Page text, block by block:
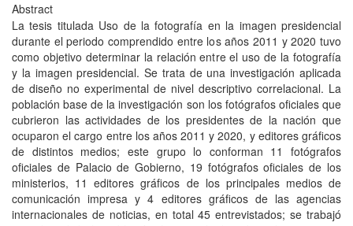
Abstract
La tesis titulada Uso de la fotografía en la imagen presidencial
durante el periodo comprendido entre los años 2011 y 2020 tuvo
como objetivo determinar la relación entre el uso de la fotografía
y la imagen presidencial. Se trata de una investigación aplicada
de diseño no experimental de nivel descriptivo correlacional. La
población base de la investigación son los fotógrafos oficiales que
cubrieron las actividades de los presidentes de la nación que
ocuparon el cargo entre los años 2011 y 2020, y editores gráficos
de distintos medios; este grupo lo conforman 11 fotógrafos
oficiales de Palacio de Gobierno, 19 fotógrafos oficiales de los
ministerios, 11 editores gráficos de los principales medios de
comunicación impresa y 4 editores gráficos de las agencias
internacionales de noticias, en total 45 entrevistados; se trabajó